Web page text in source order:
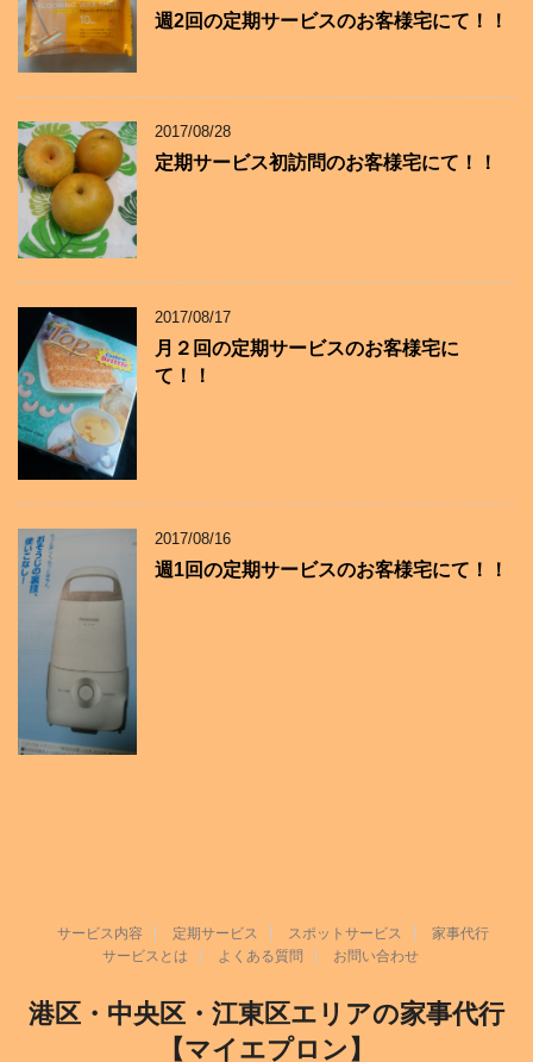
週2回の定期サービスのお客様宅にて！！
2017/08/28
定期サービス初訪問のお客様宅にて！！
2017/08/17
月２回の定期サービスのお客様宅に
て！！
2017/08/16
週1回の定期サービスのお客様宅にて！！
サービス内容 定期サービス スポットサービス
家事代行
サービスとは
よくある質問 お問い合わせ
港区・中央区・江東区エリアの家事代行
【マイエプロン】